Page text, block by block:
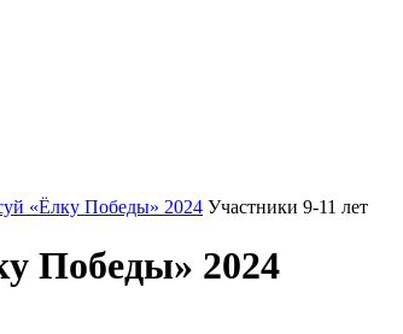
«Ёлку Победы» 2024 Участники 9-11 лет
Победы» 2024